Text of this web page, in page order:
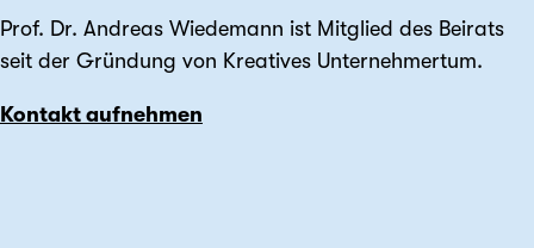
Prof. Dr. Andreas Wiedemann ist Mitglied des Beirats
seit der Gründung von Kreatives Unternehmertum.
Kontakt aufnehmen